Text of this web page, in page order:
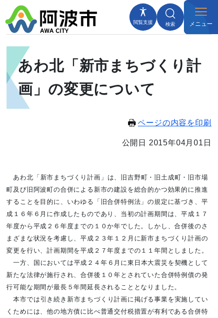
閲覧支援 検索 メニュー
あわ北「新市まちづくり計
画」の変更について
ページの内容を印刷
公開日 2015年04月01日
あわ北「新市まちづくり計画」は、旧吉野町・旧土成町・旧市場
町及び旧阿波町の合併による新市の建設を総合的かつ効果的に推進
することを目的に、いわゆる「旧合併特例法」の規定に基づき、平
成１６年６月に作成したものであり、当初の計画期間は、平成１７
年度から平成２６年度までの１０か年でした。しかし、合併後のさ
まざまな状況を考慮し、平成２３年１２月に新市まちづくり計画の
変更を行い、計画期間を平成２７年度までの１１年間としました。
一方、国においては平成２４年６月に東日本大震災を契機として
新たな法律が施行され、合併後１０年とされていた合併特例債の発
行可能な期間が最長５年間延長されることとなりました。
本市では引き続き新市まちづくり計画に掲げる事業を実施してい
くためには、他の地方債に比べ普通交付税措置が有利である合併特